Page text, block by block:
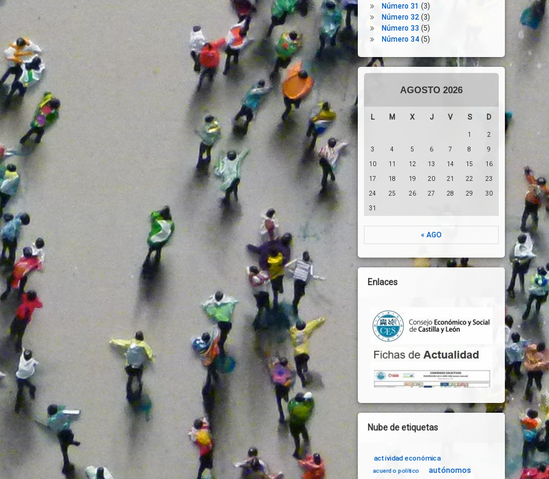
Número 31 (3)
Número 32(3)
Número 33 (5)
Número 34(5)
AGOSTO 2026
L M X J V S D
1 2
3 4 5 6 7 8 9
10 11 12 13 14 15 16
17 18 19 20 21 22 23
24 25 26 27 28 29 30
31
« AGO
Enlaces
Nube de etiquetas
actividad económica
acuerdo político autónomos